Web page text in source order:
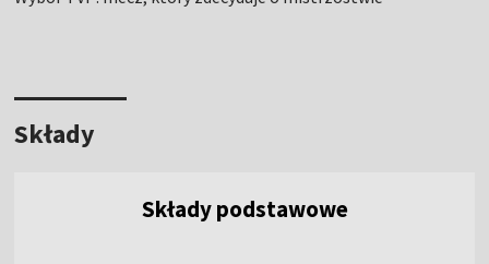
Składy
Składy podstawowe